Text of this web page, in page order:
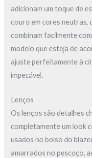
adicionam um toque de
couro em cores neutras,
combinam facilmente
modelo que esteja de
ajuste perfeitamente à
impecável.
Lenços
Os lenços são detalhes
completamente um look
usados no bolso do
amarrados no pescoço,